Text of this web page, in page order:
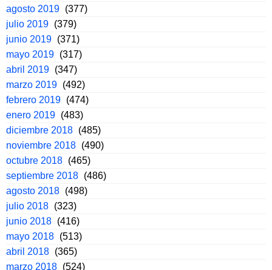
agosto 2019 (377)
julio 2019 (379)
junio 2019 (371)
mayo 2019 (317)
abril 2019 (347)
marzo 2019 (492)
febrero 2019 (474)
enero 2019 (483)
diciembre 2018 (485)
noviembre 2018 (490)
octubre 2018 (465)
septiembre 2018 (486)
agosto 2018 (498)
julio 2018 (323)
junio 2018 (416)
mayo 2018 (513)
abril 2018 (365)
marzo 2018 (524)